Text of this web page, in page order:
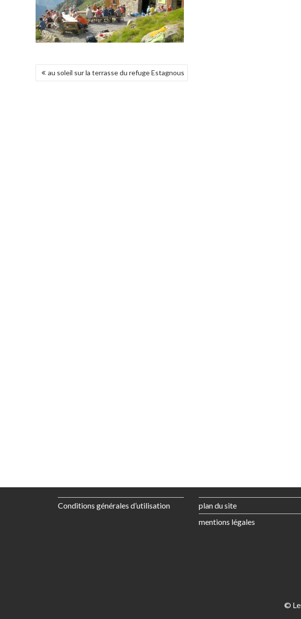
NAVEGACIÓN
DE
au soleil sur la terrasse du refuge Estagnous
Conditions générales d’utilisation
plan du site
mentions légales
©